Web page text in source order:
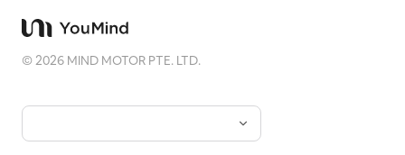
©2026 MIND MOTOR PTE. LTD.